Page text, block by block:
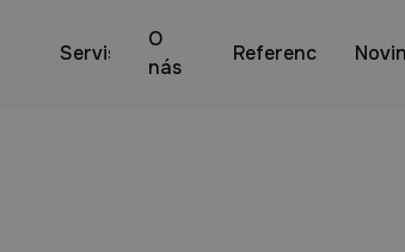
Servis
O
nás
Reference